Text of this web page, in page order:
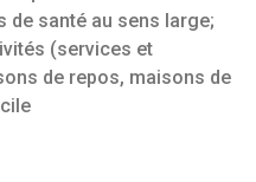
de santé au sens large;
(services et
de repos, maisons de